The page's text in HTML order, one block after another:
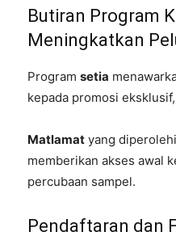
Butiran Program
Meningkatkan
Program setia
kepada promosi
Matlamat yang
memberikan akses awal
percubaan sampel.
Pendaftaran dan